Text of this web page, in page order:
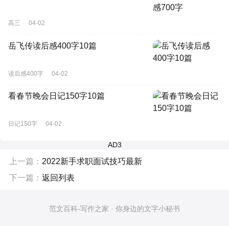
高三 04-02
岳飞传读后感400字10篇
读后感400字 04-02
看春节晚会日记150字10篇
日记150字 04-02
AD3
上一篇： 2022新手求职面试技巧最新
下一篇： 返回列表
范文百科-写作之家 · 你身边的文字小秘书